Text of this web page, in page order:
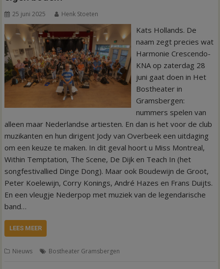
25 juni 2025 Henk Stoeten
Kats Hollands. De
naam zegt precies wat
Harmonie Crescendo-
KNA op zaterdag 28
juni gaat doen in Het
Bostheater in
Gramsbergen:
nummers spelen van
alleen maar Nederlandse artiesten. En dan is het voor de club
muzikanten en hun dirigent Jody van Overbeek een uitdaging
om een keuze te maken. In dit geval hoort u Miss Montreal,
Within Temptation, The Scene, De Dijk en Teach In (het
songfestivallied Dinge Dong). Maar ook Boudewijn de Groot,
Peter Koelewijn, Corry Konings, André Hazes en Frans Duijts.
En een vleugje Nederpop met muziek van de legendarische
band…
LEES MEER
Nieuws Bostheater Gramsbergen